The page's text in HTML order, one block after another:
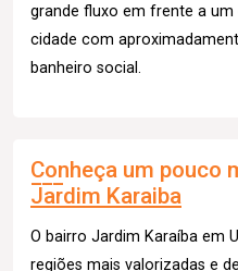
grande fluxo em frente a
cidade com
banheiro social.
Conheça um pouco
Jardim Karaiba
O bairro Jardim Karaíba em
regiões mais valorizadas e